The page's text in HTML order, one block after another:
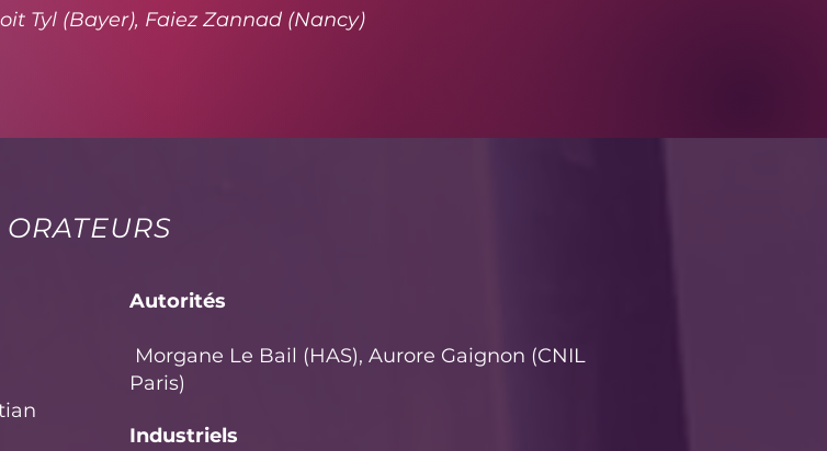
Tyl (Bayer), Faiez Zannad (Nancy)
ORATEURS
Autorités
Morgane Le Bail (HAS), Aurore Gaignon (CNIL
Paris)
Industriels